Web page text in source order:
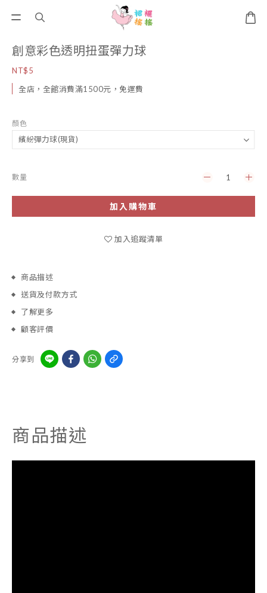
創意彩色透明扭蛋彈力球
NT$5
全店，全館消費滿1500元，免運費
顏色
數量
加入購物車
加入追蹤清單
商品描述
送貨及付款方式
了解更多
顧客評價
分享到
商品描述